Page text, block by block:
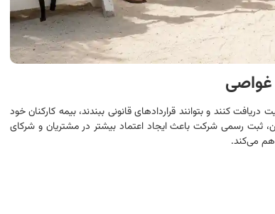
کنند و بتوانند قراردادهای قانونی ببندند، بیمه کارکنان خود
ثبت رسمی شرکت باعث ایجاد اعتماد بیشتر در مشتریان و شرکای
می‌کند.